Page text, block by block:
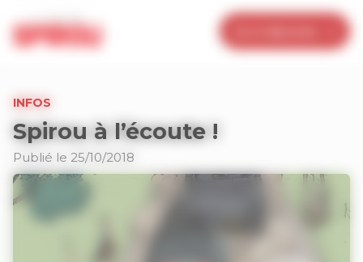
INFOS
Spirou à l’écoute !
Publié le 25/10/2018